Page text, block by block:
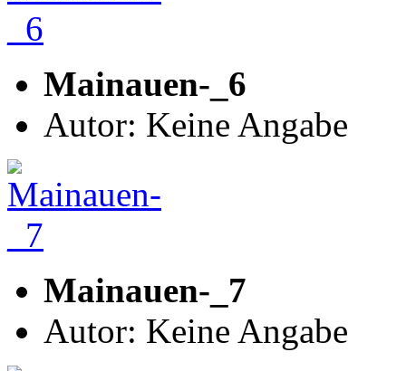
Mainauen-_6
Autor: Keine Angabe
Mainauen-_7
Autor: Keine Angabe